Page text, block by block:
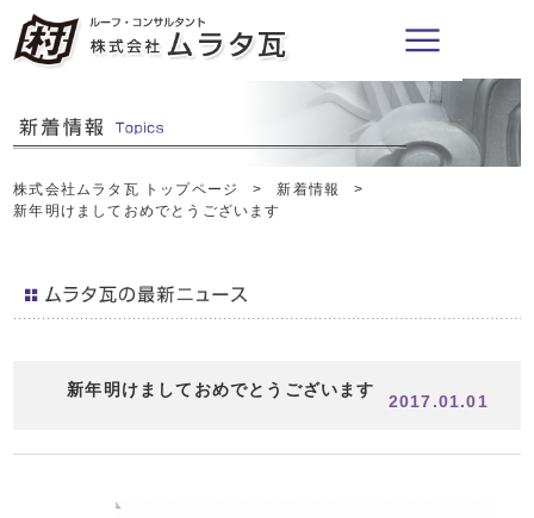
株式会社ムラタ瓦 トップページ
新着情報
新年明けましておめでとうございます
新年明けましておめでとうございます
2017.01.01